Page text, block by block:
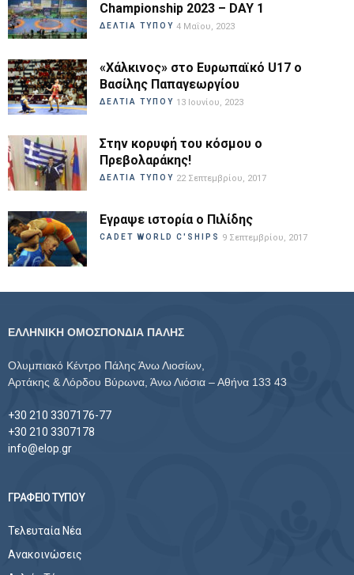
Championship 2023 – DAY 1
ΔΕΛΤΙΑ ΤΥΠΟΥ 4 Μαΐου, 2023
«Χάλκινος» στο Ευρωπαϊκό U17 ο
Βασίλης Παπαγεωργίου
ΔΕΛΤΙΑ ΤΥΠΟΥ 13 Ιουνίου, 2023
Στην κορυφή του κόσμου ο
Πρεβολαράκης!
ΔΕΛΤΙΑ ΤΥΠΟΥ 22 Σεπτεμβρίου, 2017
Εγραψε ιστορία ο Πιλίδης
CADET WORLD C'SHIPS 9 Σεπτεμβρίου, 2017
ΕΛΛΗΝΙΚΗ ΟΜΟΣΠΟΝΔΙΑ ΠΑΛΗΣ
Ολυμπιακό Κέντρο Πάλης Άνω Λιοσίων,
Αρτάκης & Λόρδου Βύρωνα, Άνω Λιόσια – Αθήνα 133 43
+30 210 3307176-77
+30 210 3307178
info@elop.gr
ΓΡΑΦΕΙΟ ΤΥΠΟΥ
Τελευταία Νέα
Ανακοινώσεις